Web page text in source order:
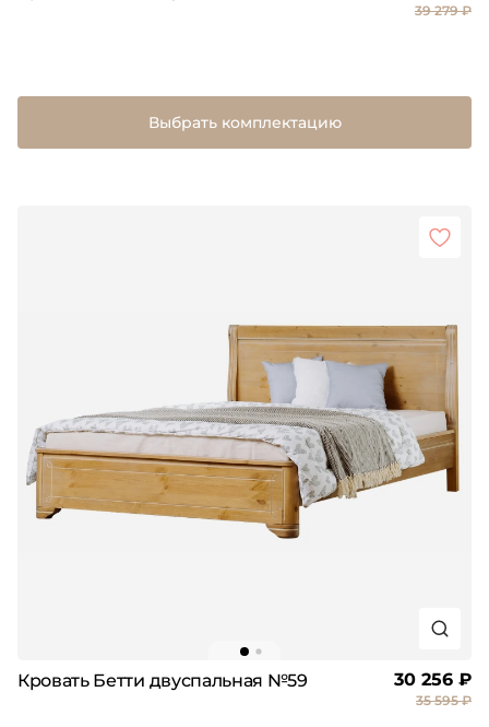
39 279 ₽
Выбрать комплектацию
Кровать Бетти двуспальная №59 30 256 ₽
35 595 ₽